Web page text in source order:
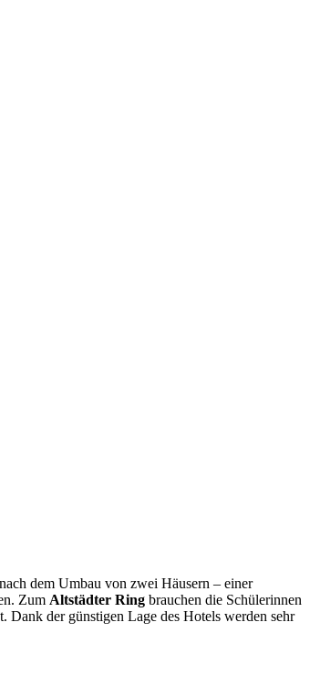
dem Umbau von zwei Häusern – einer
Zum Altstädter Ring brauchen die Schülerinnen
der günstigen Lage des Hotels werden sehr